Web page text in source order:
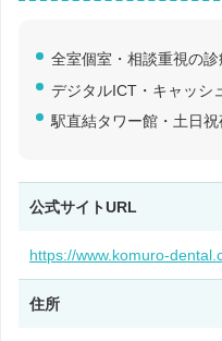
全室個室・相談重視の診
デジタルICT・キャッシ
駅直結タワー館・土日
公式サイトURL
https://www.komuro-
住所